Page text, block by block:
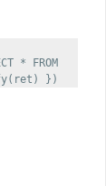
* FROM
})